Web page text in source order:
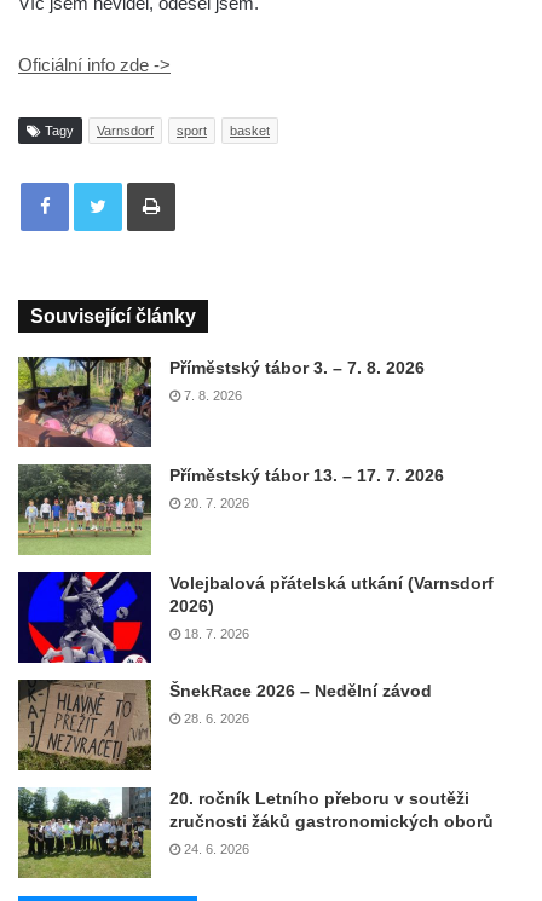
Oficiální info zde ->
Tagy Varnsdorf sport basket
Tisknout
Související články
Příměstský tábor 3. – 7. 8. 2026
7. 8. 2026
Příměstský tábor 13. – 17. 7. 2026
20. 7. 2026
Volejbalová přátelská utkání (Varnsdorf
2026)
18. 7. 2026
ŠnekRace 2026 – Nedělní závod
28. 6. 2026
20. ročník Letního přeboru v soutěži
zručnosti žáků gastronomických oborů
24. 6. 2026